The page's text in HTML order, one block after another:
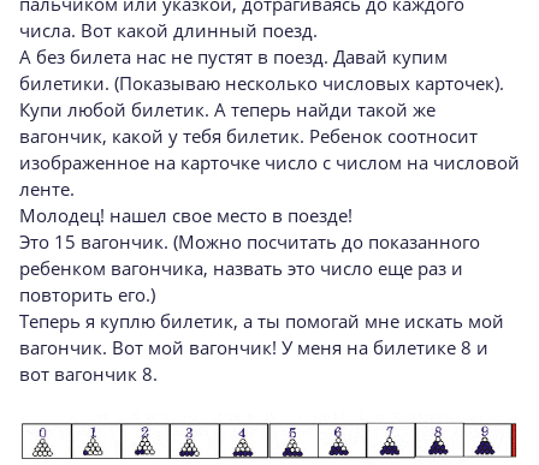
числа. Вот какой длинный поезд.
А без билета нас не пустят в поезд. Давай купим
билетики. (Показываю несколько числовых карточек).
Купи любой билетик. А теперь найди такой же
вагончик, какой у тебя билетик. Ребенок соотносит
изображенное на карточке число с числом на числовой
ленте.
Молодец! нашел свое место в поезде!
Это 15 вагончик. (Можно посчитать до показанного
ребенком вагончика, назвать это число еще раз и
повторить его.)
Теперь я куплю билетик, а ты помогай мне искать мой
вагончик. Вот мой вагончик! У меня на билетике 8 и
вот вагончик 8.